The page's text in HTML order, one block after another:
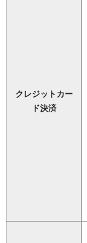
クレジットカー
ド決済